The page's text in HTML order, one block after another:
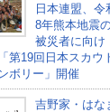
日本連盟、令
8年熊本地震
被災者に向け
第19回日本スカウ
ボリー」開催
吉野家・はな